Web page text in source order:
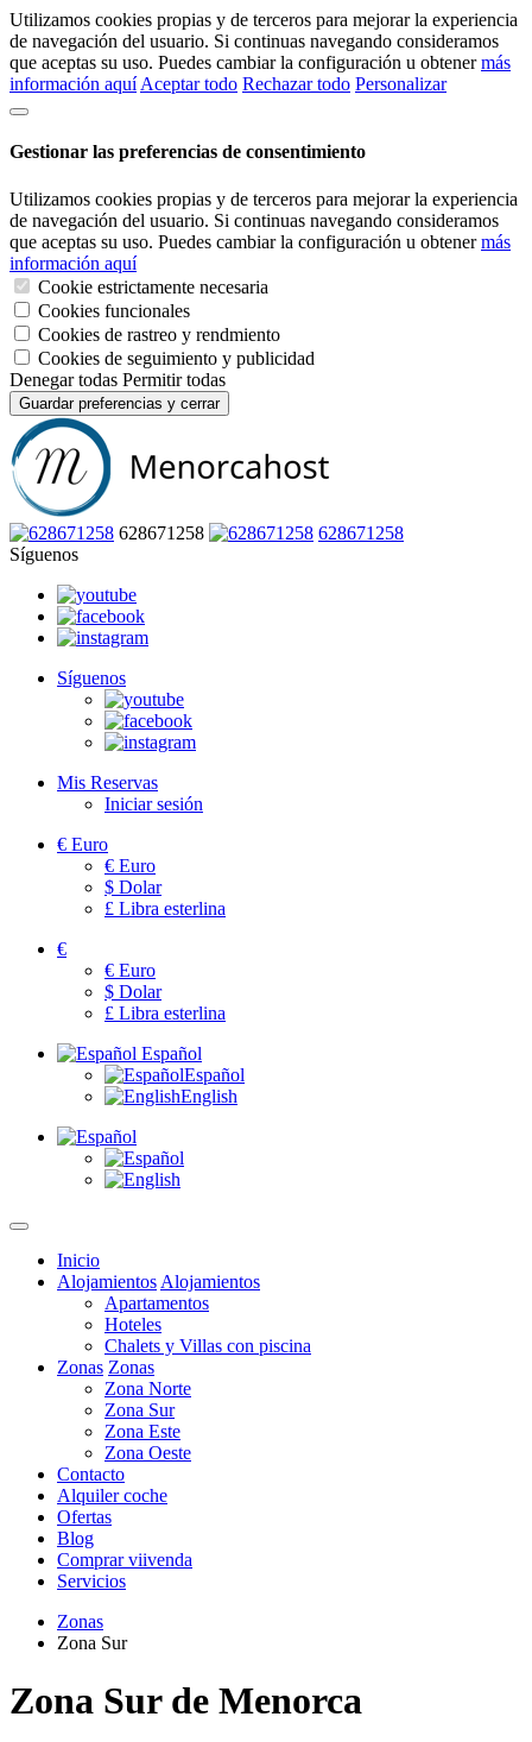
Utilizamos cookies propias y de terceros para mejorar la experiencia
de navegación del usuario. Si continuas navegando consideramos
que aceptas su uso. Puedes cambiar la configuración u obtenermás
información aquí Aceptar todo Rechazar todo Personalizar
Gestionar las preferencias de consentimiento
Utilizamos cookies propias y de terceros para mejorar la experiencia
de navegación del usuario. Si continuas navegando consideramos
que aceptas su uso. Puedes cambiar la configuración u obtenermás
información aquí
Cookie estrictamente necesaria
Cookies funcionales
Cookies de rastreo y rendmiento
Cookies de seguimiento y publicidad
Denegar todas Permitir todas
Guardar preferencias y cerrar
628671258
628671258
Síguenos
Síguenos
Mis Reservas
Iniciar sesión
€ Euro
€ Euro
$ Dolar
£ Libra esterlina
€
€ Euro
$ Dolar
£ Libra esterlina
Español
Español
English
Inicio
Alojamientos Alojamientos
Apartamentos
Hoteles
Chalets y Villas con piscina
Zonas Zonas
Zona Norte
Zona Sur
Zona Este
Zona Oeste
Contacto
Alquiler coche
Ofertas
Blog
Comprar viivenda
Servicios
Zonas
Zona Sur
Zona Sur de Menorca